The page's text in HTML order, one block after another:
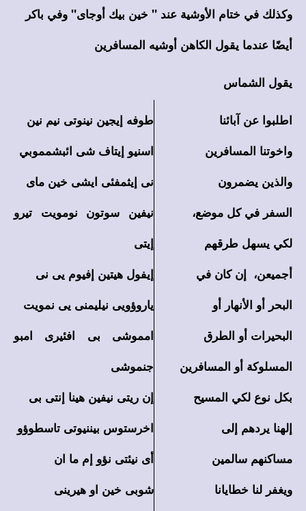
وكذلك في ختام الأوشية عند " خين بيك أوجاى" وفي باكر
أيضًا عندما يقول الكاهن أوشيه المسافرين
يقول الشماس
اطلبوا عن آبائنا
واخوتنا المسافرين
والذين يضمرون
السفر في كل موضع،
لكي يسهل طرقهم
أجميعن، إن كان في
البحر أو الأنهار أو
البحيرات أو الطرق
المسلوكة أو المسافرين
بكل نوع لكي المسيح
إلهنا يردهم إلى
مساكنهم سالمين
ويغفر لنا خطايانا
طوفه إيجين نينوتى نيم نين
اسنيو إيتاف شى ائبشمموبي
نى إيثمفئى ايشى خين ماى
نيفين سوتون نومويت تيرو
إيتى
إيفول هيتين إفيوم يى نى
ياروؤويى نيليمنى يى نمويت
امموشى بى افئيرى امبو
جنموشى
إن ريتى نيفين هينا إنتى بى
اخرستوس بيننيوتى تاسطوؤو
أى نيئتى نؤو إم ما ان
شوبى خين او هيرينى